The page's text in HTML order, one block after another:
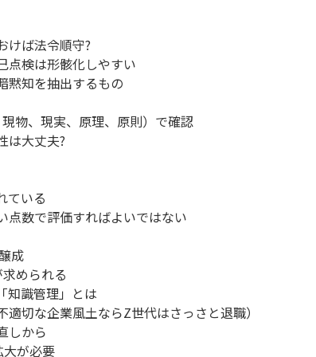
けば法令順守?
点検は形骸化しやすい
黙知を抽出するもの
物、現実、原理、原則）で確認
は大丈夫?
ている
点数で評価すればよいではない
成
められる
知識管理」とは
切な企業風土ならZ世代はさっさと退職）
しから
大が必要